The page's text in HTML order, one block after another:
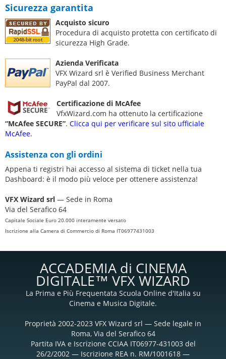
Sicurezza garantita
Acquisto sicuro
Procedura di acquisto protetta con certificato di
sicurezza High Grade.
Azienda Verificata
VFX Wizard srl è Verified Business Merchant
PayPal dal 2007.
Certificazione di McAfee
VfxWizard.com ha ottenuto la certificazione
“McAfee SECURE”. Clicca qui per verificare sul sito ufficiale
McAfee.
Assistenza con gli ordini
Appena ti registri hai accesso al sistema di ticket nella tua
Dashboard: è il modo più veloce per ottenere assistenza!
VFX Wizard srl — Sede in Roma
Via del Serafico 64
Capitale Sociale Euro 20.000 interamente versato
Iscrizione alla Camera di Commercio di Roma IT06977431003
ACCADEMIA di CINEMA
DIGITALE™ VFX WIZARD
La Prima e Più Frequentata Scuola Online d'Italia su
Cinema e Musica Digitale.
Proprietà 2002-2023 VFX Wizard srl — Sede legale in
Roma, Via del Serafico 64
Partita IVA e Iscrizione CCIAA IT06977-431003 del
26/2/2002 — Iscrizione REA n. RM/1001618 —